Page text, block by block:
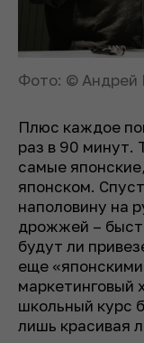
Фото: © Андрей
Плюс каждое
раз в 90 минут.
самые
японском.
наполовину на
дрожжей –
будут ли
еще
маркетинговый
школьный курс
лишь красивая